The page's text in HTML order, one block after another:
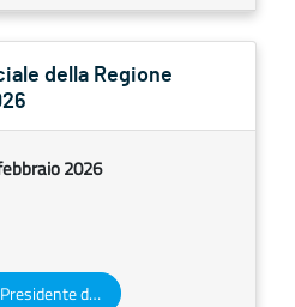
della Regione
2026
Decreti e ordinanze del Presidente della Giunta regionale